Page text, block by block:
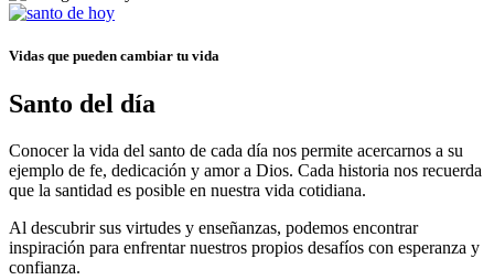
Vidas que pueden cambiar tu vida
Santo del día
Conocer la vida del santo de cada día nos permite acercarnos a su
ejemplo de fe, dedicación y amor a Dios. Cada historia nos recuerda
que la santidad es posible en nuestra vida cotidiana.
Al descubrir sus virtudes y enseñanzas, podemos encontrar
inspiración para enfrentar nuestros propios desafíos con esperanza y
confianza.